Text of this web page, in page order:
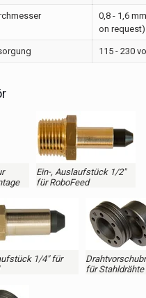
0,8 - 1,6
on request)
115 - 230
Ein-, Auslaufstück 1/2"
für RoboFeed
1/4" für
für Stahldrähte